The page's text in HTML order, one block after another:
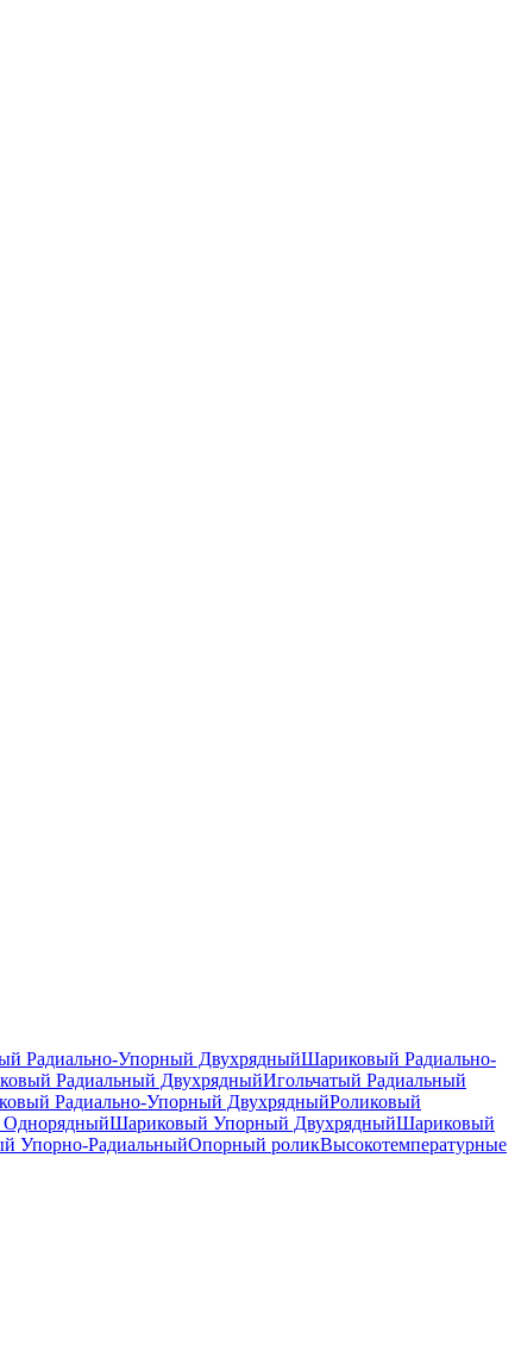
Радиально-Упорный ДвухрядныйШариковый Радиально-
Радиальный ДвухрядныйИгольчатый Радиальный
Радиально-Упорный ДвухрядныйРоликовый
Шариковый Упорный ДвухрядныйШариковый
Упорно-РадиальныйОпорный роликВысокотемпературные